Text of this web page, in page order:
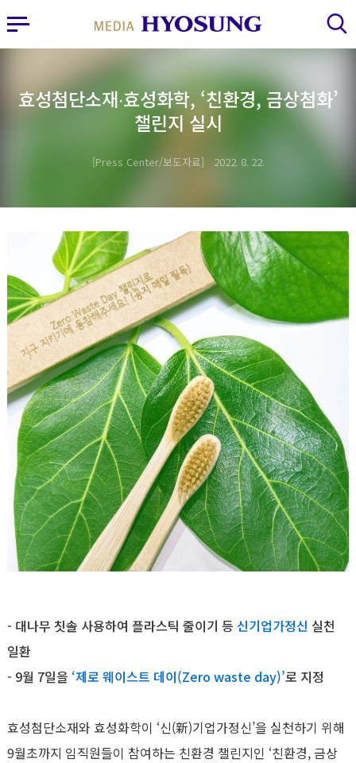
MY FRIEND HYOSUNG
사이드바 열기 검색 레이어 열기
효성첨단소재∙효성화학, ‘친환경, 금상첨화’
챌린지 실시
Press Center/보도자료 2022. 8. 22.
- 대나무 칫솔 사용하여 플라스틱 줄이기 등 신기업가정신 실천
일환
- 9월 7일을 ‘제로 웨이스트 데이(Zero waste day)’로 지정
효성첨단소재와 효성화학이 ‘신(新)기업가정신’을 실천하기 위해
9월초까지 임직원들이 참여하는 친환경 챌린지인 ‘친환경, 금상